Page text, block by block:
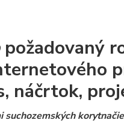
požadovaný
náčrtok,